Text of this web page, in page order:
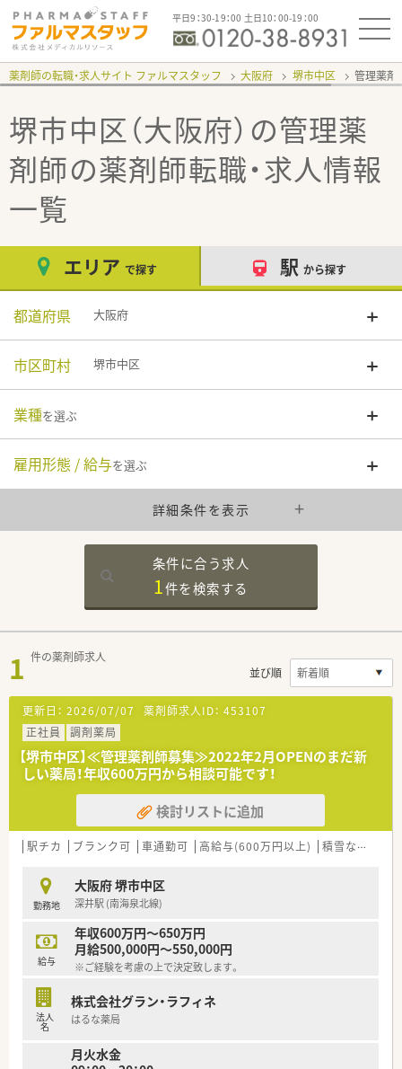
平日9：30-19：00 土日10：00-19：00
薬剤師の転職・求人サイト ファルマスタッフ 大阪府 堺市中区 管理薬
堺市中区（大阪府）の管理薬
剤師の薬剤師転職・求人情報
一覧
エリア で探す 駅 から探す
都道府県 大阪府
市区町村 堺市中区
業種を選ぶ
雇用形態 / 給与を選ぶ
詳細条件を表示
条件に合う求人
1件を検索する
1 件の薬剤師求人
並び順
更新日： 2026/07/07 薬剤師求人ID： 453107
正社員
調剤薬局
【堺市中区】≪管理薬剤師募集≫2022年2月OPENのまだ新
しい薬局！年収600万円から相談可能です！
検討リストに追加
駅チカ ブランク可 車通勤可 高給与(600万円以上) 積雪なし
勤務地
大阪府 堺市中区
深井駅 (南海泉北線)
給与
年収600万円～650万円
月給500,000円～550,000円
※ご経験を考慮の上で決定致します。
法人
名
株式会社グラン・ラフィネ
はるな薬局
月火水金